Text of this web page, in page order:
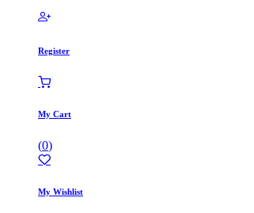
Register
My Cart
(0)
My Wishlist